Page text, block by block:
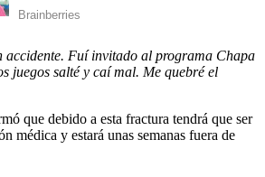
accidente. Fuí invitado al programa Chapa
juegos salté y caí mal. Me quebré el
que debido a esta fractura tendrá que ser
médica y estará unas semanas fuera de